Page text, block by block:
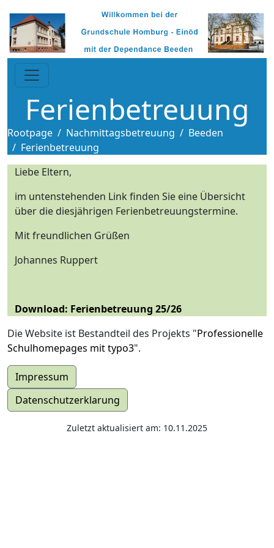
Ferienbetreuung
Rootpage Nachmittagsbetreuung
Beeden
Ferienbetreuung
Liebe Eltern,
im untenstehenden Link finden Sie eine Übersicht
über die diesjährigen Ferienbetreuungstermine.
Mit freundlichen Grüßen
Johannes Ruppert
Download: Ferienbetreuung 25/26
Die Website ist Bestandteil des Projekts "Professionelle
Schulhomepages mit typo3".
Impressum
Datenschutzerklarung
Zuletzt aktualisiert am: 10.11.2025